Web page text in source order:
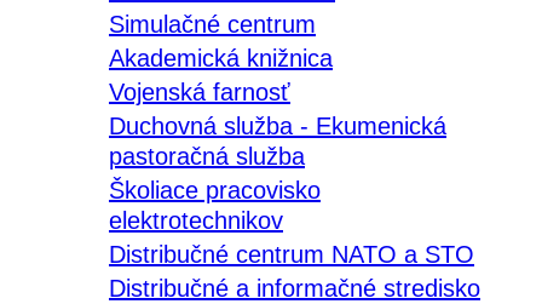
Simulačné centrum
Akademická knižnica
Vojenská farnosť
Duchovná služba - Ekumenická
pastoračná služba
Školiace pracovisko
elektrotechnikov
Distribučné centrum NATO a STO
Distribučné a informačné stredisko